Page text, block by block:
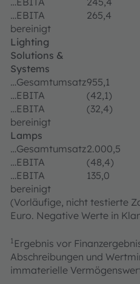
…EBITA
bereinigt
265,4
Lighting
Solutions &
Systems
…Gesamtumsatz955,1
…EBITA
(42,1)
…EBITA
bereinigt
(32,4)
Lamps
…Gesamtumsatz2.000,5
…EBITA
(48,4)
…EBITA
bereinigt
135,0
(Vorläufige, nicht testierte
Euro. Negative Werte in
1 Ergebnis vor
Abschreibungen und
immaterielle